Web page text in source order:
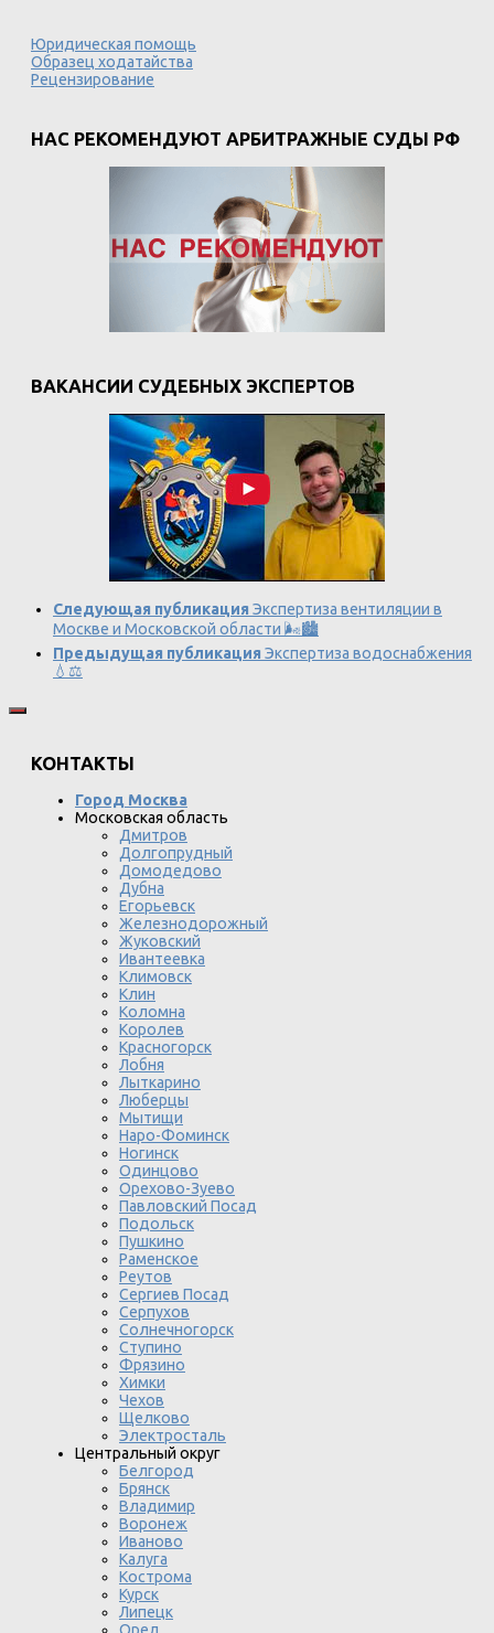
Юридическая помощь
Образец ходатайства
Рецензирование
НАС РЕКОМЕНДУЮТ АРБИТРАЖНЫЕ СУДЫ РФ
ВАКАНСИИ СУДЕБНЫХ ЭКСПЕРТОВ
Следующая публикация Экспертиза вентиляции в
Москве и Московской области 🌬️🏙️
Предыдущая публикация Экспертиза водоснабжения
💧⚖
КОНТАКТЫ
Город Москва
Московская область
Дмитров
Долгопрудный
Домодедово
Дубна
Егорьевск
Железнодорожный
Жуковский
Ивантеевка
Климовск
Клин
Коломна
Королев
Красногорск
Лобня
Лыткарино
Люберцы
Мытищи
Наро-Фоминск
Ногинск
Одинцово
Орехово-Зуево
Павловский Посад
Подольск
Пушкино
Раменское
Реутов
Сергиев Посад
Серпухов
Солнечногорск
Ступино
Фрязино
Химки
Чехов
Щелково
Электросталь
Центральный округ
Белгород
Брянск
Владимир
Воронеж
Иваново
Калуга
Кострома
Курск
Липецк